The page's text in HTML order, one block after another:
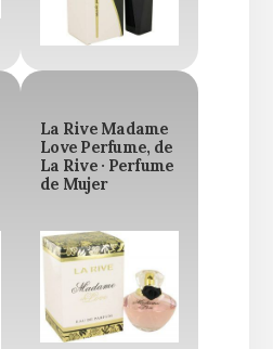
La Rive Madame
Love Perfume, de
La Rive · Perfume
de Mujer